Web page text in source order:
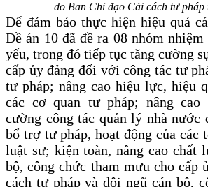
do Ban Chỉ đạo Cải cách tư pháp
Để đảm bảo thực hiện hiệu quả
Đề án 10 đã đề ra 08 nhóm
yếu, trong đó tiếp tục tăng cường
cấp ủy đảng đối với công tác tư
tư pháp; nâng cao hiệu lực, hiệu
các cơ quan tư pháp; nâng cao
cường công tác quản lý nhà nước
bổ trợ tư pháp, hoạt động của các
luật sư; kiện toàn, nâng cao chất
bộ, công chức tham mưu cho cấp
cách tư pháp và đội ngũ cán bộ,